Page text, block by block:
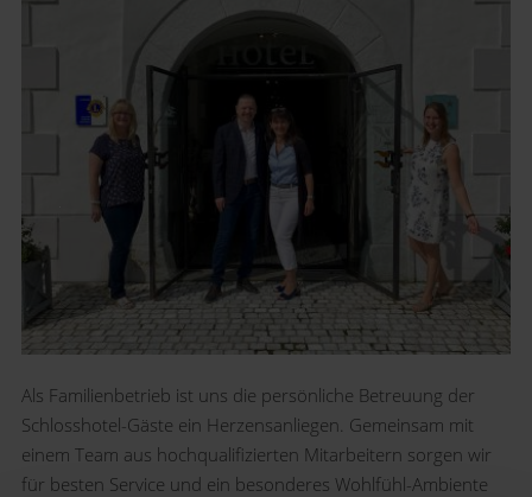
Als Familienbetrieb ist uns die persönliche Betreuung der
Schlosshotel-Gäste ein Herzensanliegen. Gemeinsam mit
einem Team aus hochqualifizierten Mitarbeitern sorgen wir
für besten Service und ein besonderes Wohlfühl-Ambiente